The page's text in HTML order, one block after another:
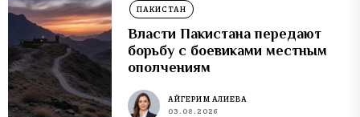
ПАКИСТАН
Власти Пакистана передают
борьбу с боевиками местным
ополчениям
АЙГЕРИМ АЛИЕВА
03.08.2026